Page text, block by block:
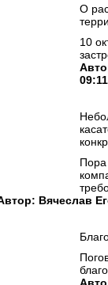
О
10
09:11
Пора
Вячеслав